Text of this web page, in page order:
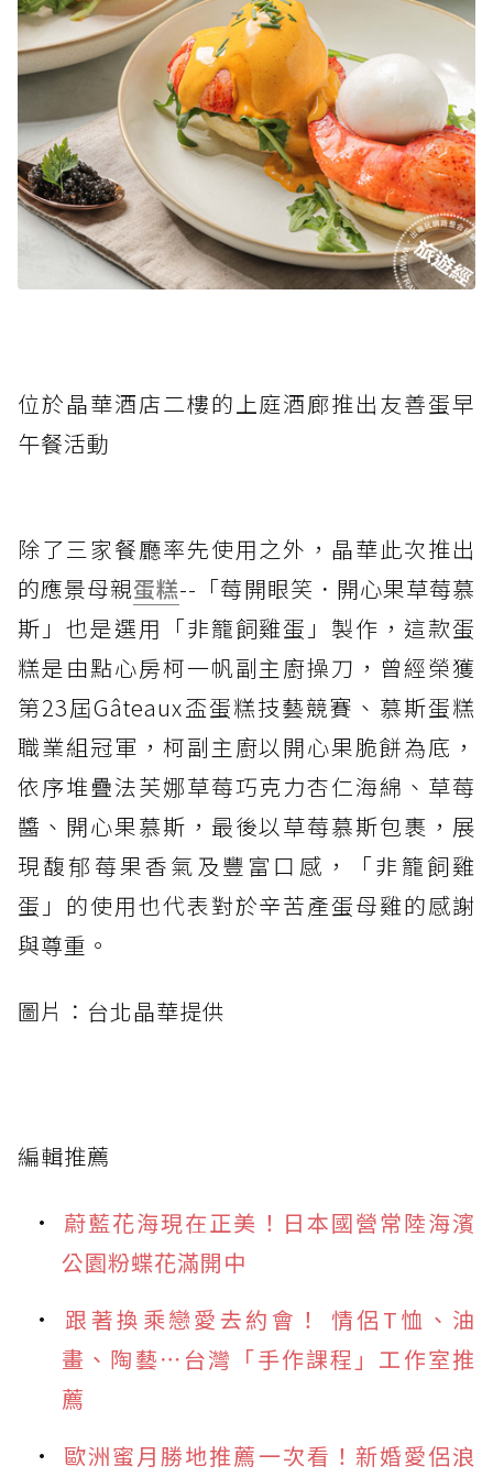
位於晶華酒店二樓的上庭酒廊推出友善蛋早
午餐活動
除了三家餐廳率先使用之外，晶華此次推出
的應景母親蛋糕--「莓開眼笑．開心果草莓慕
斯」也是選用「非籠飼雞蛋」製作，這款蛋
糕是由點心房柯一帆副主廚操刀，曾經榮獲
第23屆Gâteaux盃蛋糕技藝競賽、慕斯蛋糕
職業組冠軍，柯副主廚以開心果脆餅為底，
依序堆疊法芙娜草莓巧克力杏仁海綿、草莓
醬、開心果慕斯，最後以草莓慕斯包裹，展
現馥郁莓果香氣及豐富口感，「非籠飼雞
蛋」的使用也代表對於辛苦產蛋母雞的感謝
與尊重。
圖片：台北晶華提供
編輯推薦
蔚藍花海現在正美！日本國營常陸海濱
公園粉蝶花滿開中
跟著換乘戀愛去約會！ 情侶T恤、油
畫、陶藝⋯台灣「手作課程」工作室推
薦
歐洲蜜月勝地推薦一次看！新婚愛侶浪